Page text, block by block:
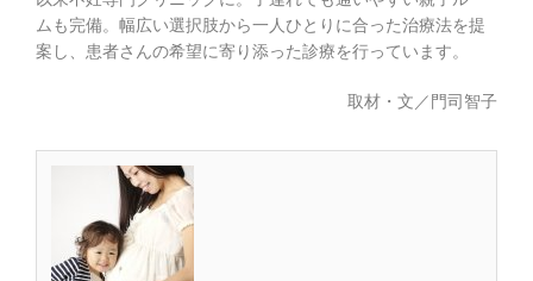
ムも完備。幅広い選択肢から一人ひとりに合った治療法を提
案し、患者さんの希望に寄り添った診療を行っています。
取材・文／門司智子